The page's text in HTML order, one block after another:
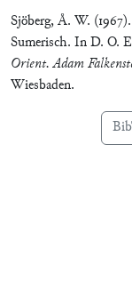
Sjöberg, Å. W.
Sumerisch. In D. O.
Orient. Adam
Wiesbaden.